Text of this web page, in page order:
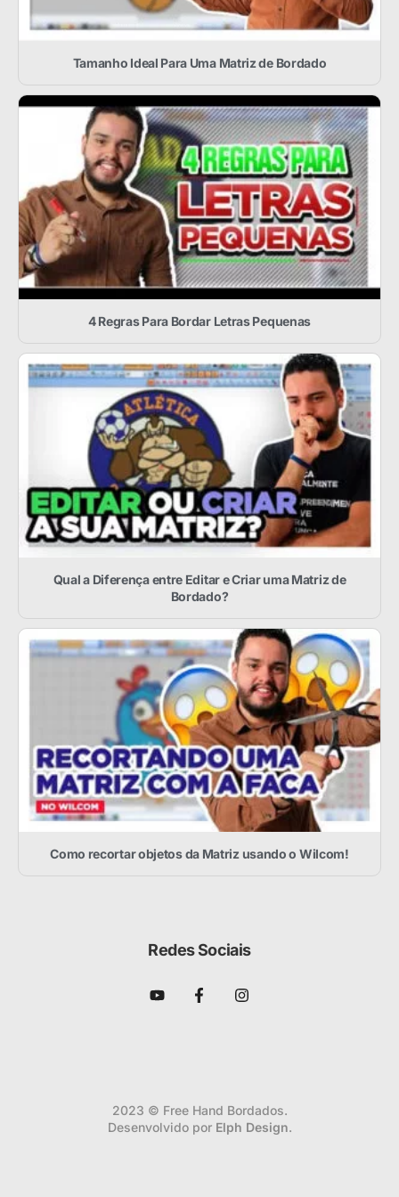
Tamanho Ideal Para Uma Matriz de Bordado
4 Regras Para Bordar Letras Pequenas
Qual a Diferença entre Editar e Criar uma Matriz de
Bordado?
Como recortar objetos da Matriz usando o Wilcom!
Redes Sociais
2023 © Free Hand Bordados.
Desenvolvido por Elph Design.